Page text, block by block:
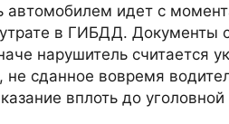
идет с
в ГИБДД. Документы
нарушитель считается
сданное вовремя
вплоть до уголовной